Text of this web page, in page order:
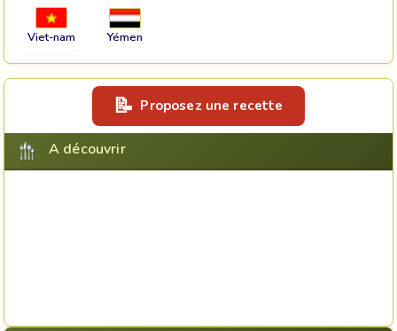
Viet-nam Yémen
Proposez une recette
A découvrir